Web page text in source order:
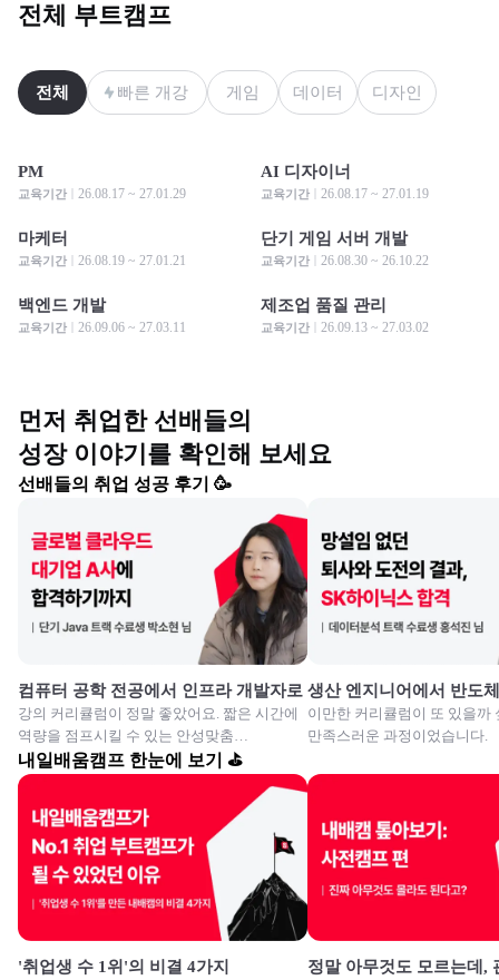
전체 부트캠프
전체 빠른 개강 게임 데이터 디자인
모집 중
모집 중
PM
교육기간 26.08.17 ~ 27.01.29
모집 중
모집 중
AI 디자이너
교육기간 26.08.17 ~ 27.01.19
모집 중
모집 중
마케터
교육기간 26.08.19 ~ 27.01.21
모집 중
모집 중
단기 게임 서버 개발
교육기간 26.08.30 ~ 26.10.22
모집 중
모집 중
백엔드 개발
교육기간 26.09.06 ~ 27.03.11
모집 중
모집 중
제조업 품질 관리
교육기간 26.09.13 ~ 27.03.02
먼저 취업한 선배들의
성장 이야기를 확인해 보세요
선배들의 취업 성공 후기 🥳
컴퓨터 공학 전공에서 인프라 개발자로
강의 커리큘럼이 정말 좋았어요. 짧은 시간에
역량을 점프시킬 수 있는 안성맞춤
교육이였습니다.
생산 엔지니어에서 반도
이만한 커리큘럼이 또 있을까
만족스러운 과정이었습니다.
내일배움캠프 한눈에 보기 ⛳
'취업생 수 1위'의 비결 4가지 정말 아무것도 모르는데,